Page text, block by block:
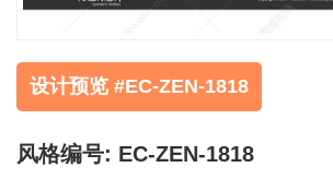
设计预览 #EC-ZEN-1818
风格编号: EC-ZEN-1818